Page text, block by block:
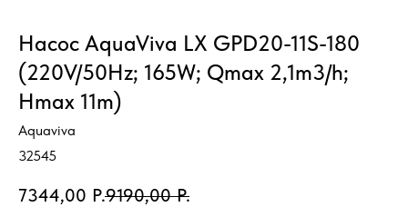
Насос AquaViva LX GPD20-11S-180
(220V/50Hz; 165W; Qmax 2,1m3/h;
Hmax 11m)
Aquaviva
32545
7344,00 Р.9190,00 Р.